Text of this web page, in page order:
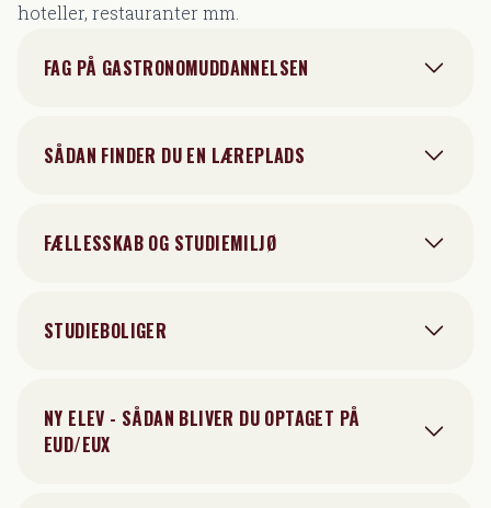
hoteller, restauranter mm.
FAG PÅ GASTRONOMUDDANNELSEN
SÅDAN FINDER DU EN LÆREPLADS
FÆLLESSKAB OG STUDIEMILJØ
STUDIEBOLIGER
NY ELEV - SÅDAN BLIVER DU OPTAGET PÅ
EUD/EUX